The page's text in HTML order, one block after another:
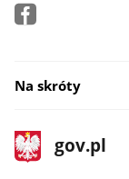
Na skróty
stopka
gov.pl
Strona
gov.pl